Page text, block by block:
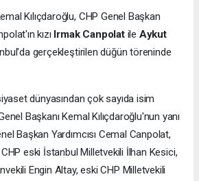
Kılıçdaroğlu, CHP Genel Başkan
kızı Irmak Canpolatile Aykut
gerçekleştirilen düğün töreninde
dünyasından çok sayıda isim
Başkanı Kemal Kılıçdaroğlu'nun yanı
Başkan Yardımcısı Cemal Canpolat,
eski İstanbul Milletvekili İlhan Kesici,
Engin Altay, eski CHP Milletvekili